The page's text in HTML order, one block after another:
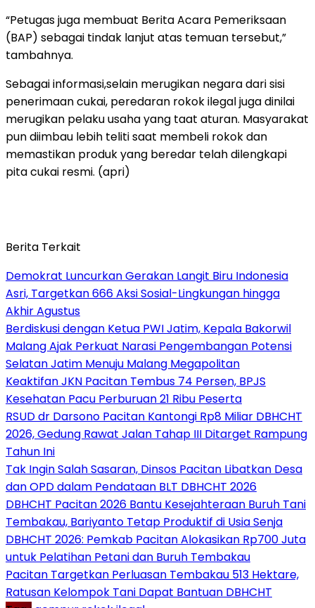
“Petugas juga membuat Berita Acara Pemeriksaan
(BAP) sebagai tindak lanjut atas temuan tersebut,”
tambahnya.
Sebagai informasi,selain merugikan negara dari sisi
penerimaan cukai, peredaran rokok ilegal juga dinilai
merugikan pelaku usaha yang taat aturan. Masyarakat
pun diimbau lebih teliti saat membeli rokok dan
memastikan produk yang beredar telah dilengkapi
pita cukai resmi. (apri)
Berita Terkait
Demokrat Luncurkan Gerakan Langit Biru Indonesia
Asri, Targetkan 666 Aksi Sosial-Lingkungan hingga
Akhir Agustus
Berdiskusi dengan Ketua PWI Jatim, Kepala Bakorwil
Malang Ajak Perkuat Narasi Pengembangan Potensi
Selatan Jatim Menuju Malang Megapolitan
Keaktifan JKN Pacitan Tembus 74 Persen, BPJS
Kesehatan Pacu Perburuan 21 Ribu Peserta
RSUD dr Darsono Pacitan Kantongi Rp8 Miliar DBHCHT
2026, Gedung Rawat Jalan Tahap III Ditarget Rampung
Tahun Ini
Tak Ingin Salah Sasaran, Dinsos Pacitan Libatkan Desa
dan OPD dalam Pendataan BLT DBHCHT 2026
DBHCHT Pacitan 2026 Bantu Kesejahteraan Buruh Tani
Tembakau, Bariyanto Tetap Produktif di Usia Senja
DBHCHT 2026: Pemkab Pacitan Alokasikan Rp700 Juta
untuk Pelatihan Petani dan Buruh Tembakau
Pacitan Targetkan Perluasan Tembakau 513 Hektare,
Ratusan Kelompok Tani Dapat Bantuan DBHCHT